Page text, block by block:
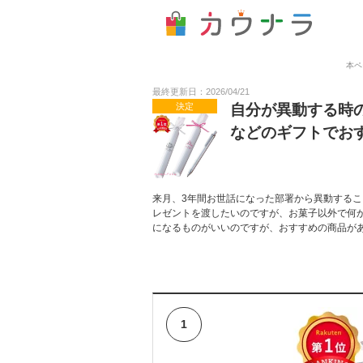
本
最終更新日：2026/04/21
決定
自分が異動する時
などのギフトでお
来月、3年間お世話になった部署から異動する
レゼントを渡したいのですが、お菓子以外で
になるものがいいのですが、おすすめの商品が
1